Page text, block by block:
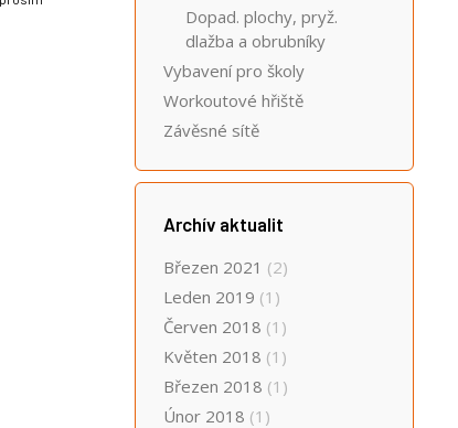
Dopad. plochy, pryž.
dlažba a obrubníky
Vybavení pro školy
Workoutové hřiště
Závěsné sítě
Archív aktualit
Březen 2021 (2)
Leden 2019 (1)
Červen 2018 (1)
Květen 2018 (1)
Březen 2018 (1)
Únor 2018 (1)